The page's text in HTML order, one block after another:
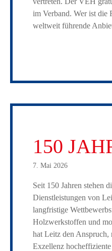
im Verband. Wer ist
weltweit führende
150
7. Mai 2026
Seit 150 Jahren stehen
Dienstleistungen von
langfristige
Holzwerkstoffen und
hat Leitz den
Exzellenz